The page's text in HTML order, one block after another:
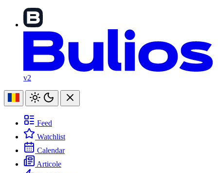
v2
Feed
Watchlist
Calendar
Articole